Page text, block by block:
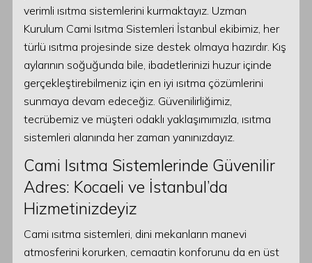
verimli ısıtma sistemlerini kurmaktayız. Uzman
Kurulum Cami Isıtma Sistemleri İstanbul ekibimiz, her
türlü ısıtma projesinde size destek olmaya hazırdır. Kış
aylarının soğuğunda bile, ibadetlerinizi huzur içinde
gerçekleştirebilmeniz için en iyi ısıtma çözümlerini
sunmaya devam edeceğiz. Güvenilirliğimiz,
tecrübemiz ve müşteri odaklı yaklaşımımızla, ısıtma
sistemleri alanında her zaman yanınızdayız.
Cami Isıtma Sistemlerinde Güvenilir
Adres: Kocaeli ve İstanbul’da
Hizmetinizdeyiz
Cami ısıtma sistemleri, dini mekanların manevi
atmosferini korurken, cemaatin konforunu da en üst